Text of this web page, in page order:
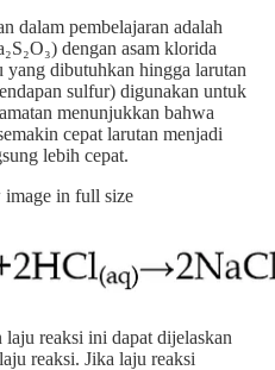
dalam pembelajaran adalah
dengan asam klorida
dibutuhkan hingga larutan
sulfur) digunakan untuk
menunjukkan bahwa
cepat larutan menjadi
lebih cepat.
image in full size
reaksi ini dapat dijelaskan
reaksi. Jika laju reaksi